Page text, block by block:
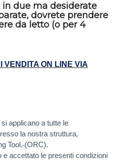
in due ma desiderate
dovrete prendere
da letto (o per 4
VENDITA ON LINE VIA
applicano a tutte le
la nostra struttura,
Tool. (ORC).
e accettato le presenti condizioni